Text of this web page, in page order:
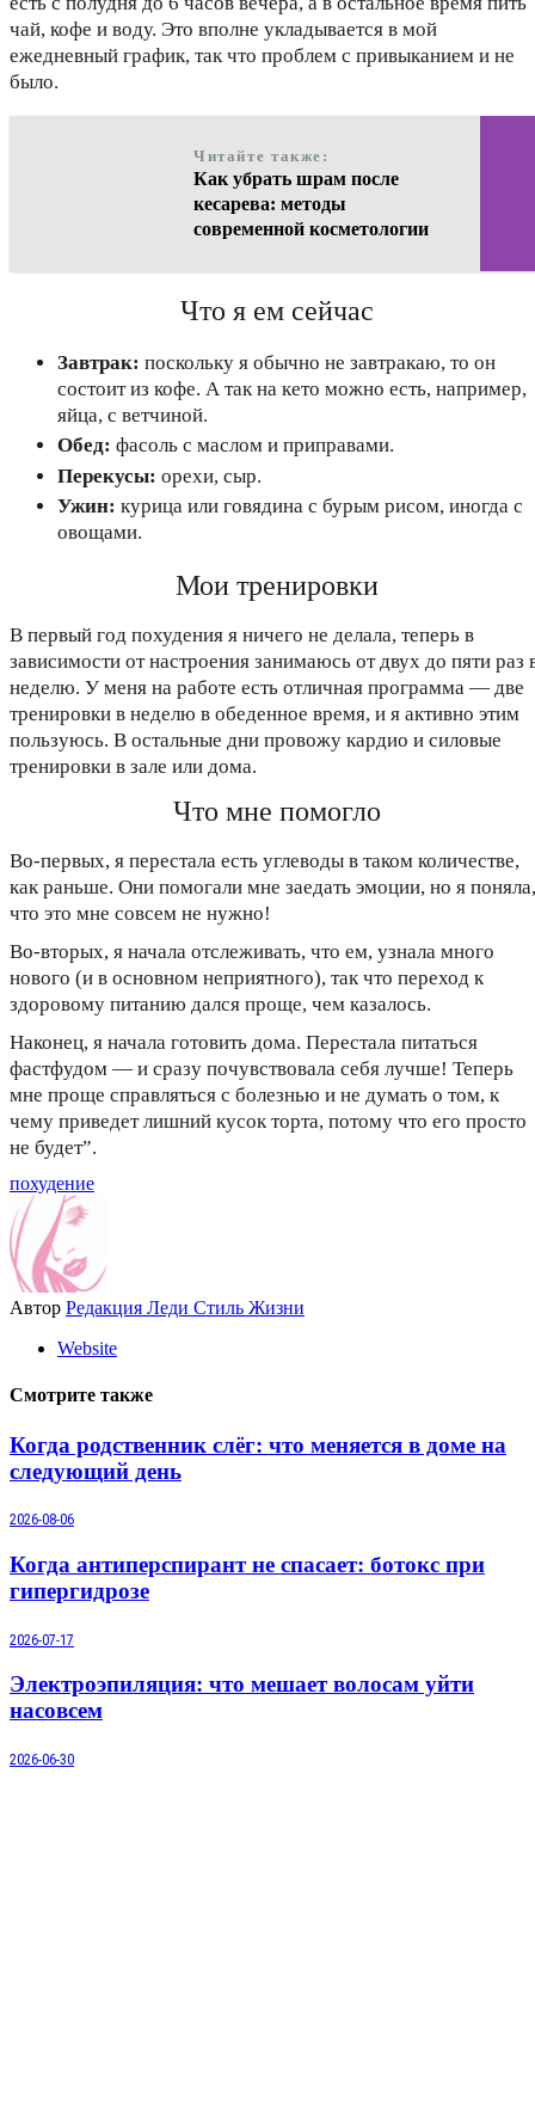
чай, кофе и воду. Это вполне укладывается в мой
ежедневный график, так что проблем с привыканием и не
было.
Читайте также:
Как убрать шрам после
кесарева: методы
современной косметологии
Что я ем сейчас
Завтрак: поскольку я обычно не завтракаю, то он
состоит из кофе. А так на кето можно есть, например,
яйца, с ветчиной.
Обед: фасоль с маслом и приправами.
Перекусы: орехи, сыр.
Ужин: курица или говядина с бурым рисом, иногда с
овощами.
Мои тренировки
В первый год похудения я ничего не делала, теперь в
зависимости от настроения занимаюсь от двух до пяти раз
неделю. У меня на работе есть отличная программа — две
тренировки в неделю в обеденное время, и я активно этим
пользуюсь. В остальные дни провожу кардио и силовые
тренировки в зале или дома.
Что мне помогло
Во-первых, я перестала есть углеводы в таком количестве,
как раньше. Они помогали мне заедать эмоции, но я поняла,
что это мне совсем не нужно!
Во-вторых, я начала отслеживать, что ем, узнала много
нового (и в основном неприятного), так что переход к
здоровому питанию дался проще, чем казалось.
Наконец, я начала готовить дома. Перестала питаться
фастфудом — и сразу почувствовала себя лучше! Теперь
мне проще справляться с болезнью и не думать о том, к
чему приведет лишний кусок торта, потому что его просто
не будет”.
похудение
Автор Редакция Леди Стиль Жизни
Website
Смотрите также
Когда родственник слёг: что меняется в доме на
следующий день
2026-08-06
Когда антиперспирант не спасает: ботокс при
гипергидрозе
2026-07-17
Электроэпиляция: что мешает волосам уйти
насовсем
2026-06-30